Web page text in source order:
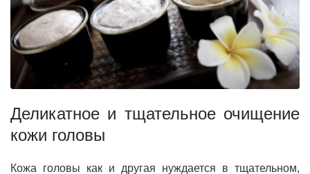
Деликатное и тщательное очищение
кожи головы
Кожа головы как и другая нуждается в тщательном,